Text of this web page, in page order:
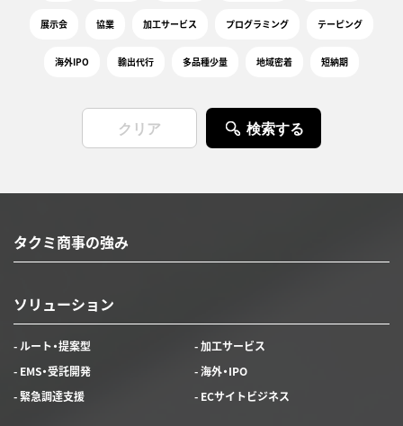
展示会 協業 加工サービス プログラミング テーピング
海外IPO 輸出代行 多品種少量 地域密着 短納期
検索する
タクミ商事の強み
ソリューション
- ルート・提案型
- 加工サービス
- EMS・受託開発
- 海外・IPO
- 緊急調達支援
- ECサイトビジネス